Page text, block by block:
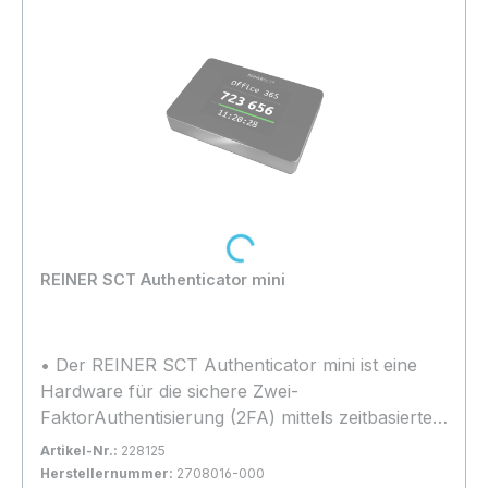
REINER SCT Authenticator mini
• Der REINER SCT Authenticator mini ist eine
Hardware für die sichere Zwei-
FaktorAuthentisierung (2FA) mittels zeitbasiertem
Einmalpasswort (TOTP-Code). Der REINER SCT
Authenticator mini erkennt durch die eingebaute
Artikel-Nr.: 228125
Herstellernummer: 2708016-000
Loading...